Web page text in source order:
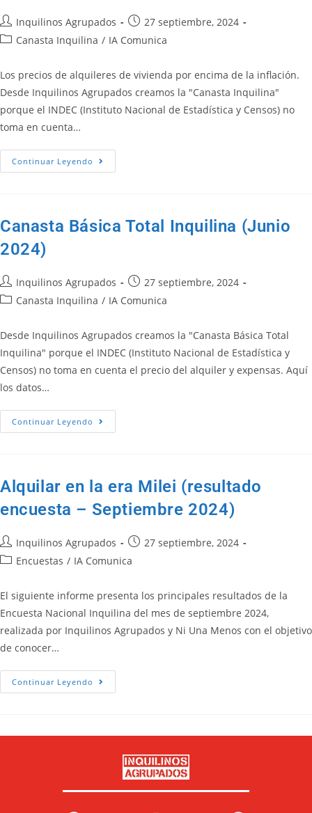
Inquilinos Agrupados
27 septiembre, 2024
Canasta Inquilina / IA Comunica
Los precios de alquileres de vivienda por encima de la inflación.
Desde Inquilinos Agrupados creamos la "Canasta Inquilina"
porque el INDEC (Instituto Nacional de Estadística y Censos) no
toma en cuenta…
Continuar Leyendo
Canasta Básica Total Inquilina (Junio
2024)
Inquilinos Agrupados
27 septiembre, 2024
Canasta Inquilina / IA Comunica
Desde Inquilinos Agrupados creamos la "Canasta Básica Total
Inquilina" porque el INDEC (Instituto Nacional de Estadística y
Censos) no toma en cuenta el precio del alquiler y expensas. Aquí
los datos…
Continuar Leyendo
Alquilar en la era Milei (resultado
encuesta – Septiembre 2024)
Inquilinos Agrupados
27 septiembre, 2024
Encuestas / IA Comunica
El siguiente informe presenta los principales resultados de la
Encuesta Nacional Inquilina del mes de septiembre 2024,
realizada por Inquilinos Agrupados y Ni Una Menos con el objetivo
de conocer…
Continuar Leyendo